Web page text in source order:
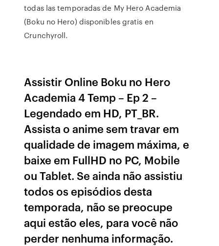
todas las temporadas de My Hero Academia
(Boku no Hero) disponibles gratis en
Crunchyroll.
Assistir Online Boku no Hero
Academia 4 Temp – Ep 2 –
Legendado em HD, PT_BR.
Assista o anime sem travar em
qualidade de imagem máxima, e
baixe em FullHD no PC, Mobile
ou Tablet. Se ainda não assistiu
todos os episódios desta
temporada, não se preocupe
aqui estão eles, para você não
perder nenhuma informação.